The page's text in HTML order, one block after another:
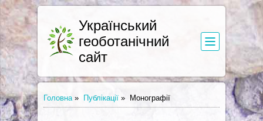
Український
геоботанічний
сайт
Головна » Публікації » Монографії